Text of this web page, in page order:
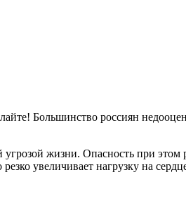
Большинство россиян
жизни. Опасность при
увеличивает нагрузку на